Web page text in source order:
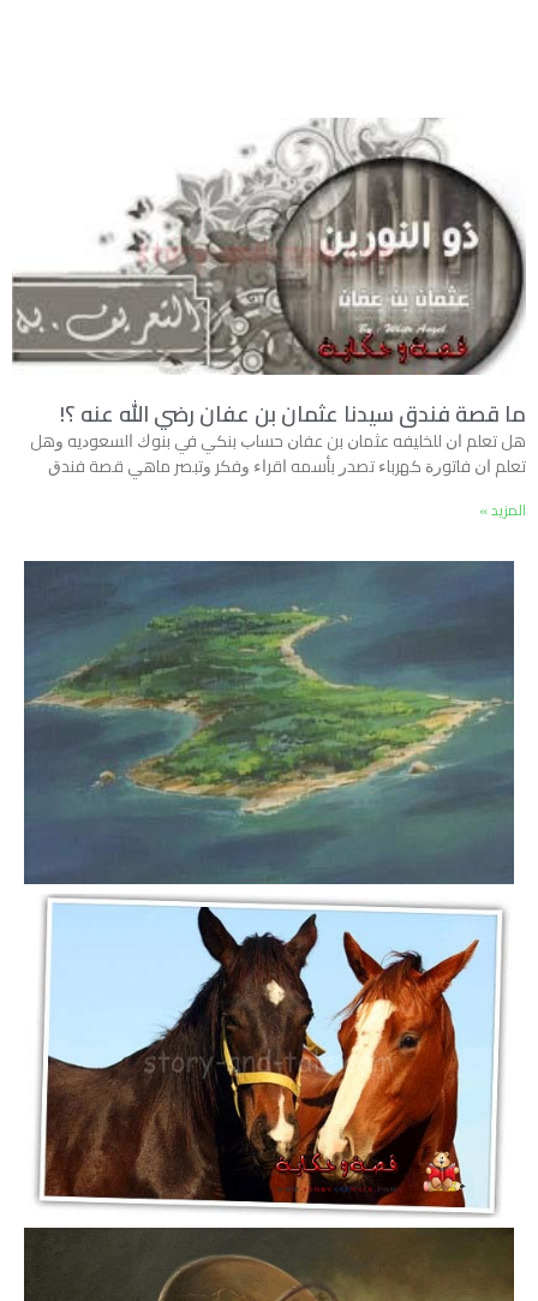
ما قصة فندق سيدنا عثمان بن عفان رضي الله عنه ؟!
ﻫﻞ ﺗﻌﻠﻢ ﺍﻥ ﻟﻠﺨﻠﻴﻔﻪ ﻋﺜﻤﺎﻥ ﺑﻦ ﻋﻔﺎﻥ ﺣﺴﺎﺏ ﺑﻨﻜﻲ ﻓﻲ ﺑﻨﻮﻙ ﺍﻟﺴﻌﻮﺩﻳﻪ ﻭﻫﻞ
ﺗﻌﻠﻢ ﺍﻥ ﻓﺎﺗﻮﺭﺓ ﻛﻬﺮﺑﺎﺀ ﺗﺼﺪﺭ ﺑﺄﺳﻤﻪ ﺍﻗﺮﺍﺀ ﻭﻓﻜﺮ ﻭﺗﺒﺼﺮ ﻣﺎﻫﻲ ﻗﺼﺔ ﻓﻨﺪﻕ
المزيد »